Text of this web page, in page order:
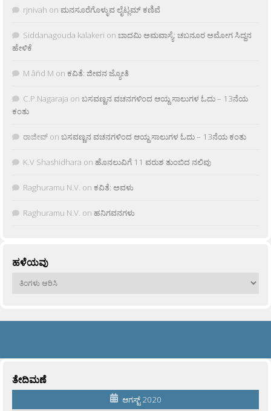
rjnivah on ಮನಸೂರೆಗೊಳ್ಳುವ ಲೈಟ್ಲಮ್ ಕಣಿವೆ
Siddanagouda kalakeri on ಬಾದಮಿ ಅಮವಾಸ್ಯೆ: ಚಬನೂರ ಅಮೋಗ ಸಿದ್ದನ
ಹೇಳಿಕೆ
M âñd M on ಕವಿತೆ: ಜೀವನ ಜ್ಯೋತಿ
C.P.Nagaraja on ಬಸವಣ್ಣನ ವಚನಗಳಿಂದ ಆಯ್ದ ಸಾಲುಗಳ ಓದು – 13ನೆಯ
ಕಂತು
ರಾಜೀವ್ on ಬಸವಣ್ಣನ ವಚನಗಳಿಂದ ಆಯ್ದ ಸಾಲುಗಳ ಓದು – 13ನೆಯ ಕಂತು
K.V Shashidhara on ಹೊನಲುವಿಗೆ 11 ವರುಶ ತುಂಬಿದ ನಲಿವು
Raghuramu N.V. on ಕವಿತೆ: ಅವಳು
Raghuramu N.V. on ಹನಿಗವನಗಳು
ಹಳೆಯವು
ಹಳೆಯವು
ತೇದಿಮಣೆ
ಆಗಸ್ಟ್ 2020